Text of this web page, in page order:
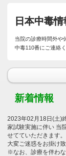
日本中毒
当院の診療時間外や
中毒110番にご連絡く
新着情報
2023年02月18日(土)
家試験実施に伴い 当
せてていただきます。
大変ご迷惑をお掛け
※なお、診療を伴わ